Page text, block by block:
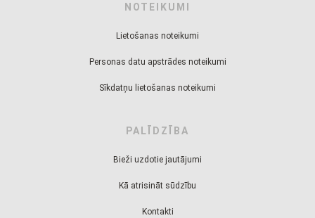
NOTEIKUMI
Lietošanas noteikumi
Personas datu apstrādes noteikumi
Sīkdatņu lietošanas noteikumi
PALĪDZĪBA
Bieži uzdotie jautājumi
Kā atrisināt sūdzību
Kontakti